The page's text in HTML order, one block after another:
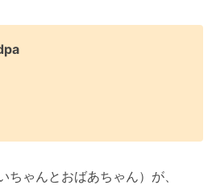
ちゃんとおばあちゃん）が、